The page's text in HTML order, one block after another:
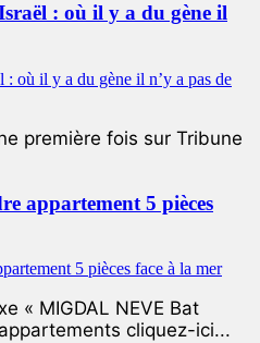
: où il y a du gène il
première fois sur Tribune
appartement 5 pièces
« MIGDAL NEVE Bat
cliquez-ici...